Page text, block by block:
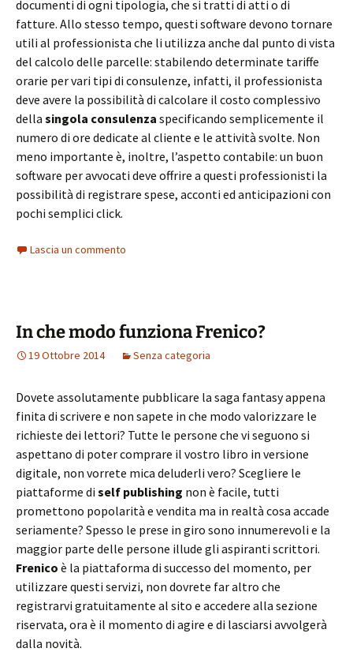
documenti di ogni tipologia, che si tratti di atti o di
fatture. Allo stesso tempo, questi software devono tornare
utili al professionista che li utilizza anche dal punto di vista
del calcolo delle parcelle: stabilendo determinate tariffe
orarie per vari tipi di consulenze, infatti, il professionista
deve avere la possibilità di calcolare il costo complessivo
della singola consulenza specificando semplicemente il
numero di ore dedicate al cliente e le attività svolte. Non
meno importante è, inoltre, l’aspetto contabile: un buon
software per avvocati deve offrire a questi professionisti la
possibilità di registrare spese, acconti ed anticipazioni con
pochi semplici click.
Lascia un commento
In che modo funziona Frenico?
19 Ottobre 2014 Senza categoria
Dovete assolutamente pubblicare la saga fantasy appena
finita di scrivere e non sapete in che modo valorizzare le
richieste dei lettori? Tutte le persone che vi seguono si
aspettano di poter comprare il vostro libro in versione
digitale, non vorrete mica deluderli vero? Scegliere le
piattaforme di self publishing non è facile, tutti
promettono popolarità e vendita ma in realtà cosa accade
seriamente? Spesso le prese in giro sono innumerevoli e la
maggior parte delle persone illude gli aspiranti scrittori.
Frenico è la piattaforma di successo del momento, per
utilizzare questi servizi, non dovrete far altro che
registrarvi gratuitamente al sito e accedere alla sezione
riservata, ora è il momento di agire e di lasciarsi avvolgerà
dalla novità.